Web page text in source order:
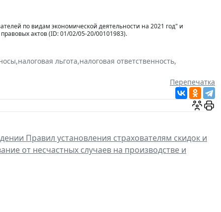
по видам экономической деятельности на 2021 год" и
актов (ID: 01/02/05-20/00101983).
,налоговая льгота,налоговая ответственность,
Перепечатка
Правил установления страхователям скидок и
от несчастных случаев на производстве и